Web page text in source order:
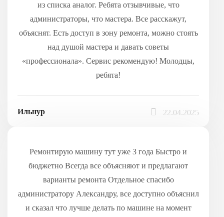
из списка аналог. Ребята отзывчивые, что
администраторы, что мастера. Все расскажут,
объяснят. Есть доступ в зону ремонта, можно стоять
над душой мастера и давать советы
«профессионала». Сервис рекомендую! Молодцы,
ребята!
Ильнур 22.04.2025
Ремонтирую машину тут уже 3 года Быстро и
бюджетно Всегда все объясняют и предлагают
варианты ремонта Отдельное спасибо
администратору Александру, все доступно объяснил
и сказал что лучше делать по машине на момент